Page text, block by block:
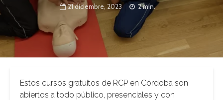
21 diciembre, 2023 2 min.
Estos cursos gratuitos de RCP en Córdoba son
abiertos a todo público, presenciales y con